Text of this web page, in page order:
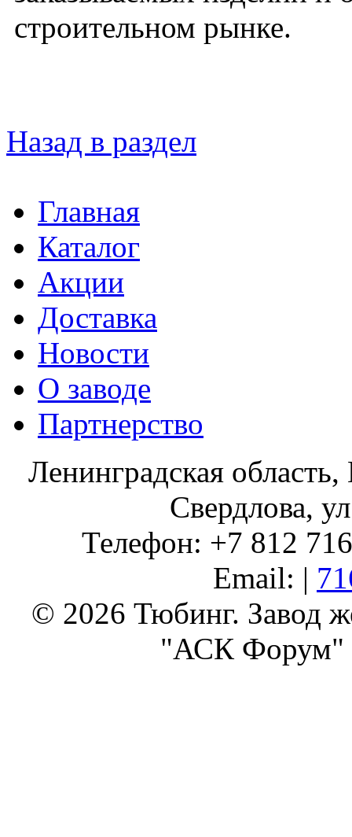
строительном рынке.
Назад в раздел
Главная
Каталог
Акции
Доставка
Новости
О заводе
Партнерство
Ленинградская
Свердлова,
Телефон: +7 812
Email: |
© 2026 Тюбинг. Завод
"АСК Форум"